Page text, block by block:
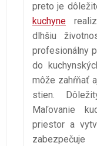
preto je
kuchyne
dlhšiu
profesionálny
do
môže zahŕňať
stien.
Maľovanie
priestor a